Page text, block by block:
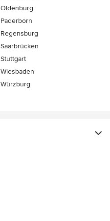
Oldenburg
Paderborn
Regensburg
Saarbrücken
Stuttgart
Wiesbaden
Würzburg